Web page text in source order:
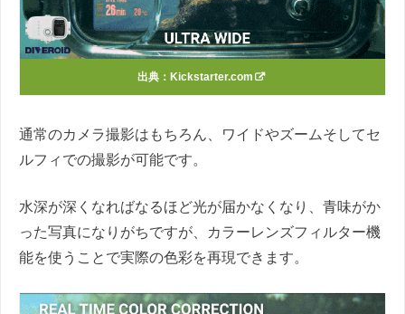
出典：Kickstarter.com
通常のカメラ撮影はもちろん、ワイドやズームそしてセ
ルフィでの撮影が可能です。
水深が深くなればなるほど光が届かなくなり、青味がか
った写真になりがちですが、カラーレンズフィルター機
能を使うことで実際の色彩を再現できます。